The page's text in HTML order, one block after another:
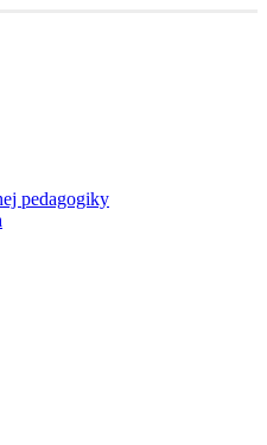
pedagogiky